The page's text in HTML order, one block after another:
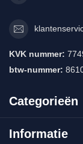
KVK nummer:
btw-nummer:
Categorieën
Informatie